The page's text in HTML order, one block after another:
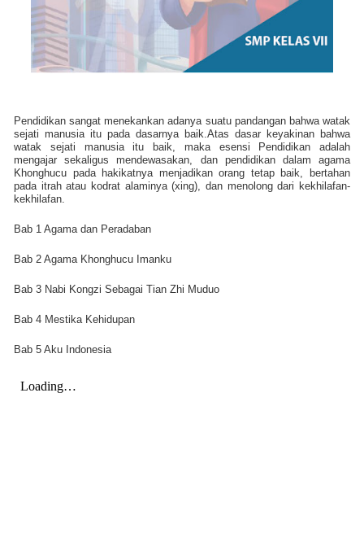
Pendidikan sangat menekankan adanya suatu pandangan bahwa watak
sejati manusia itu pada dasarnya baik.Atas dasar keyakinan bahwa
watak sejati manusia itu baik, maka esensi Pendidikan adalah
mengajar sekaligus mendewasakan, dan pendidikan dalam agama
Khonghucu pada hakikatnya menjadikan orang tetap baik, bertahan
pada itrah atau kodrat alaminya (xing), dan menolong dari kekhilafan-
kekhilafan.
Bab 1 Agama dan Peradaban
Bab 2 Agama Khonghucu Imanku
Bab 3 Nabi Kongzi Sebagai Tian Zhi Muduo
Bab 4 Mestika Kehidupan
Bab 5 Aku Indonesia